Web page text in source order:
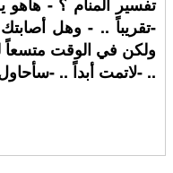
-تقريباً .. - وهل
ولكن في الوقت متسعاً
.. -لاتمت أبداً .. -